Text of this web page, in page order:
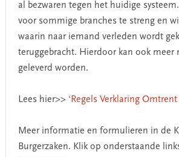
al bezwaren tegen het huidige
voor sommige branches te streng en
waarin naar iemand verleden wordt
teruggebracht. Hierdoor kan ook meer
geleverd worden.
Lees hier>> ‘Regels Verklaring
Meer informatie en formulieren in de
Burgerzaken. Klik op onderstaande